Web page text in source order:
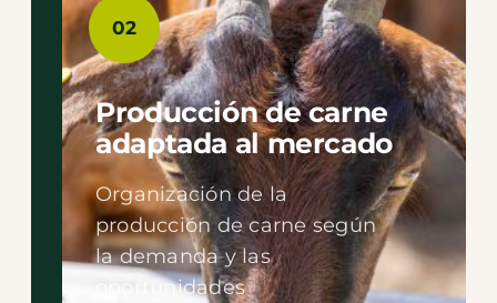
02
Producción de carne
adaptada al mercado
Organización de la
producción de carne según
la demanda y las
oportunidades